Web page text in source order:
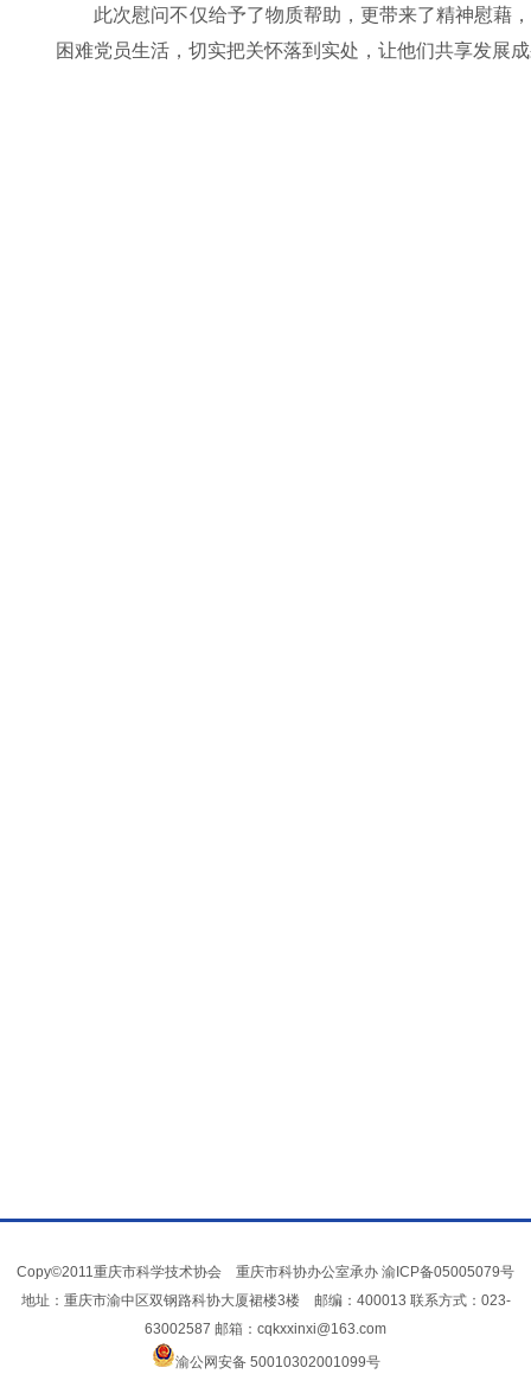
此次慰问不仅给予了物质帮助，更带来了精神慰藉
困难党员生活，切实把关怀落到实处，让他们共享发展
Copy©2011重庆市科学技术协会 重庆市科协办公室承办 渝ICP备05005079号
地址：重庆市渝中区双钢路科协大厦裙楼3楼 邮编：400013 联系方式：023-
63002587 邮箱：cqkxxinxi@163.com
渝公网安备 50010302001099号